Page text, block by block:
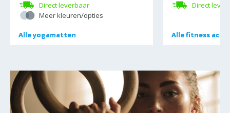
Direct leverbaar
Meer kleuren/opties
Alleyogamatten
Alleyogamatten
Direct
Allefitness
Allefitness